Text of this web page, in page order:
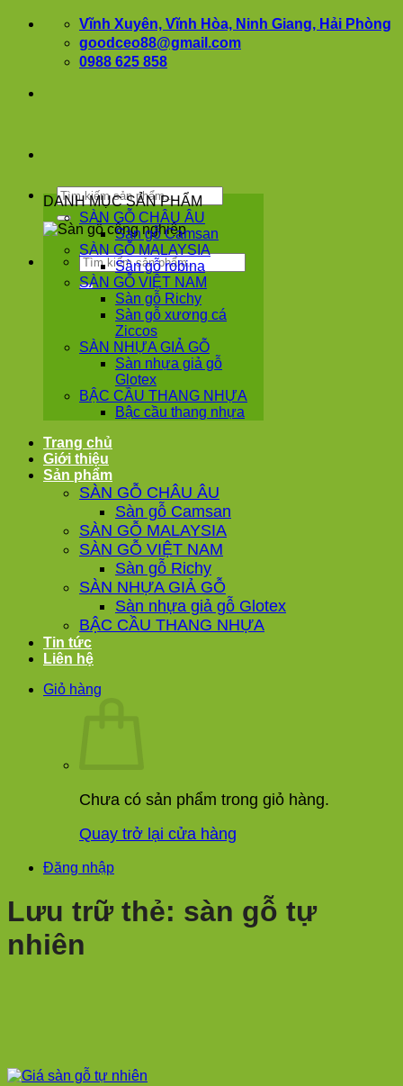
Vĩnh Xuyên, Vĩnh Hòa, Ninh Giang, Hải Phòng
goodceo88@gmail.com
0988 625 858
Tìm
kiếm:
Tìm
kiếm:
DANH MỤC SẢN PHẨM
SÀN GỖ CHÂU ÂU
Sàn gỗ Camsan
SÀN GỖ MALAYSIA
Sàn gỗ robina
SÀN GỖ VIỆT NAM
Sàn gỗ Richy
Sàn gỗ xương cá
Ziccos
SÀN NHỰA GIẢ GỖ
Sàn nhựa giả gỗ
Glotex
BẬC CẦU THANG NHỰA
Bậc cầu thang nhựa
Trang chủ
Giới thiệu
Sản phẩm
SÀN GỖ CHÂU ÂU
Sàn gỗ Camsan
SÀN GỖ MALAYSIA
SÀN GỖ VIỆT NAM
Sàn gỗ Richy
SÀN NHỰA GIẢ GỖ
Sàn nhựa giả gỗ Glotex
BẬC CẦU THANG NHỰA
Tin tức
Liên hệ
Giỏ hàng
Chưa có sản phẩm trong giỏ hàng.
Quay trở lại cửa hàng
Đăng nhập
Lưu trữ thẻ: sàn gỗ tự
nhiên